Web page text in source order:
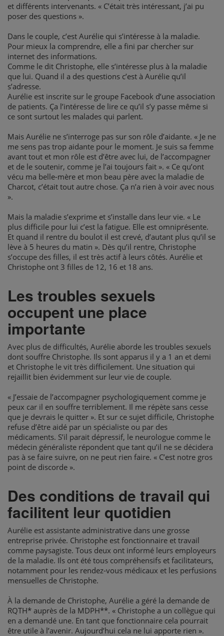
et différents intervenants. « C’était très intéressant, j’ai pu
poser des questions ».
Dans le couple, c’est Aurélie qui s’intéresse à la maladie.
Pour mieux la comprendre, elle a fini par chercher sur
internet des informations.
Comme le dit Christophe, elle s’intéresse plus à la maladie
que lui. Quand il a des questions c’est à Aurélie qu’il
s’adresse.
Aurélie est inscrite sur le groupe Facebook d’une association
de patients. Ça l’intéresse de lire ce qu’il s’y passe même si
ce sont surtout les malades qui parlent.
Mais Aurélie ne s’interroge pas sur son rôle d’aidante. « Je ne
me sens pas trop aidante pour le moment. Je suis sa femme
avant tout et mon rôle est d’être avec lui, de l’accompagner
et de le soutenir, comme je l’ai toujours fait ». « Ce qu’ont
vécu ma belle-mère et mon beau père avec la maladie de
Charcot, c’était tout autre chose. Ça n’a rien à voir avec nous
».
Mais la maladie s’exprime et s’installe dans leur vie. « Le
plus difficile pour lui c’est la fatigue. Elle est omniprésente.
Et quand il rentre du boulot il est crevé, d’autant plus qu’il se
lève à 5 heures du matin ». Dès qu’il rentre, Christophe
s’occupe des filles, il est très actif à leurs côtés. Aurélie et
Christophe ont 3 filles de 12, 16 et 18 ans.
Les troubles sexuels
occupent une place
importante
Avec plus de difficultés, Aurélie aborde les troubles sexuels
dont souffre Christophe. Ils sont apparus il y a 1 an et demi
et Christophe le vit très difficilement. Une situation qui
rejaillit bien évidemment sur leur vie de couple.
« J’essaie de l’accompagner psychologiquement comme je
peux car il en souffre terriblement. Il me répète sans cesse
que je devrais le quitter ». Et sur ce sujet difficile, Christophe
refuse d’être aidé par un spécialiste ou par des
médicaments. S’il parait dépressif, le neurologue comme le
médecin généraliste répondent que tant qu’il ne se décidera
pas à se faire suivre, on ne peut rien faire. « C’est notre gros
point de discorde ».
Des conditions de travail qui
facilitent leur quotidien
Aurélie est assistante administrative dans une grosse
entreprise privée. Christophe est fonctionnaire et travail
comme paysagiste. Tous deux ont informé leurs employeurs
de la maladie. Ils ont été tous compréhensifs et facilitateurs,
notamment pour les rendez-vous médicaux et les perfusions
mensuelles de Christophe.
À la demande de Christophe, Aurélie a géré la demande de
RQTH* auprès de la MDPH**. « Christophe a un collègue qui
en a demandé une. En tant que fonctionnaire cela pourrait
être utile à l’avenir. Aujourd’hui cela ne lui apporte rien ».